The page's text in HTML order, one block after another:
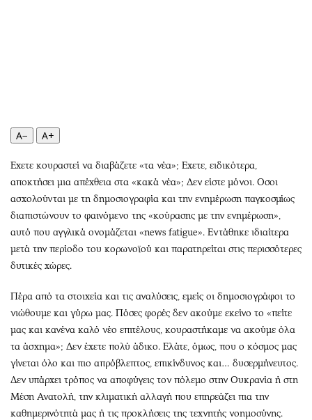
Οικονομία
Real Estate
Επιχειρήσεις
Αγορές
Money Review
AstroBank Properties
Trends
Ενέργεια
Περιβάλλον
Ελλάδα
Κόσμος
Παράξενα
Πολιτισμός
Σινεμά
Γενικά
Αναδρομές
Πρόσωπα
Περιβάλλον
Good Life
Ταξίδια
Συνταγές
Έξοδος
Media
Εκπομπές
Wine routes
A− A+
Εχετε κουραστεί να διαβάζετε «τα νέα»; Εχετε, ειδικότερα,
αποκτήσει μια απέχθεια στα «κακά νέα»; Δεν είστε μόνοι. Οσοι
ασχολούνται με τη δημοσιογραφία και την ενημέρωση παγκοσμίως
διαπιστώνουν το φαινόμενο της «κούρασης με την ενημέρωση»,
αυτό που αγγλικά ονομάζεται «news fatigue». Εντάθηκε ιδιαίτερα
μετά την περίοδο του κορωνοϊού και παρατηρείται στις περισσότερες
δυτικές χώρες.
Πέρα από τα στοιχεία και τις αναλύσεις, εμείς οι δημοσιογράφοι το
νιώθουμε και γύρω μας. Πόσες φορές δεν ακούμε εκείνο το «πείτε
μας και κανένα καλό νέο επιτέλους, κουραστήκαμε να ακούμε όλα
τα άσχημα»; Δεν έχετε πολύ άδικο. Ελάτε, όμως, που ο κόσμος μας
γίνεται όλο και πιο απρόβλεπτος, επικίνδυνος και… δυσερμήνευτος.
Δεν υπάρχει τρόπος να αποφύγεις τον πόλεμο στην Ουκρανία ή στη
Μέση Ανατολή, την κλιματική αλλαγή που επηρεάζει πια την
καθημερινότητά μας ή τις προκλήσεις της τεχνητής νοημοσύνης.